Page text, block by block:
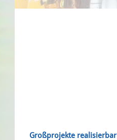
Großprojekte realisierbar